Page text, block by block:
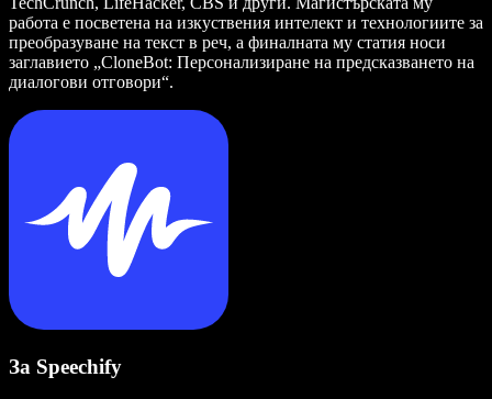
работа е посветена на изкуствения интелект и технологиите за
преобразуване на текст в реч, а финалната му статия носи
заглавието „CloneBot: Персонализиране на предсказването на
диалогови отговори“.
За Speechify